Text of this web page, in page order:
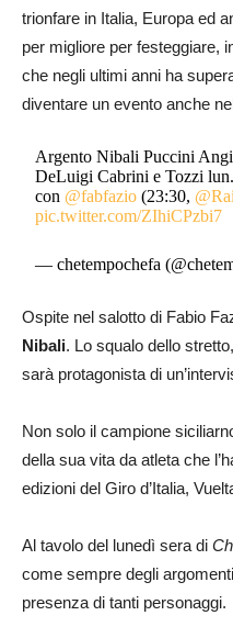
trionfare in Italia, Europa ed
per migliore per festeggiare,
che negli ultimi anni ha
diventare un evento anche
Argento Nibali Puccini
DeLuigi Cabrini e Tozzi
con @fabfazio (23:30,
pic.twitter.com/ZIhiCPzbi7
— chetempochefa
Ospite nel salotto di Fabio
Nibali. Lo squalo dello
sarà protagonista di
Non solo il campione
della sua vita da atleta che
edizioni del Giro d’Italia,
Al tavolo del lunedì sera di
come sempre degli
presenza di tanti personaggi.